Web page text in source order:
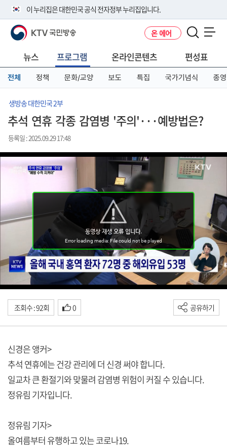
이 누리집은 대한민국 공식 전자정부 누리집입니다.
공식 누리집 주소 확인하기
니다.
이밖에 or.kr 또는 .kr등 다른 도메인 주소를 사용하고 있다면 아래 URL에
서 도메인 주소를 확인해 보세요
KTV 국민방송 온 에어
뉴스 프로그램 온라인콘텐츠 편성표
전체 정책 문화/교양 보도 특집 국가기념식 종영
생방송 대한민국 2부
추석 연휴 각종 감염병 '주의'···예방법은?
등록일 : 2025.09.29 17:48
조회수 : 92회 0 공유하기
신경은 앵커>
추석 연휴에는 건강 관리에 더 신경 써야 합니다.
일교차 큰 환절기와 맞물려 감염병 위험이 커질 수 있습니다.
정유림 기자입니다.
정유림 기자>
올여름부터 유행하고 있는 코로나19.